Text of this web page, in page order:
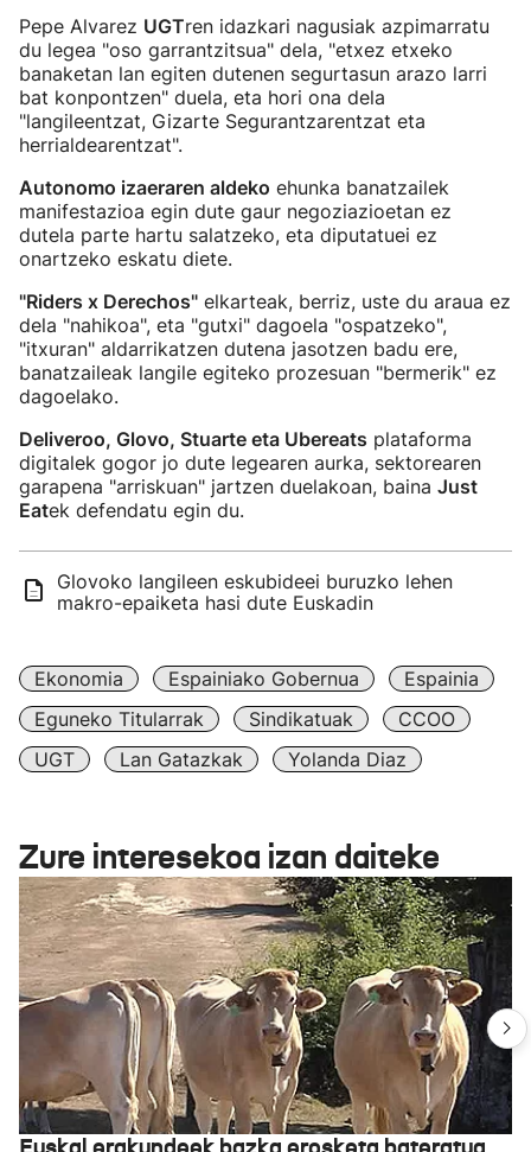
Pepe Alvarez UGTren idazkari nagusiak azpimarratu
du legea "oso garrantzitsua" dela, "etxez etxeko
banaketan lan egiten dutenen segurtasun arazo larri
bat konpontzen" duela, eta hori ona dela
"langileentzat, Gizarte Segurantzarentzat eta
herrialdearentzat".
Autonomo izaeraren aldeko ehunka banatzailek
manifestazioa egin dute gaur negoziazioetan ez
dutela parte hartu salatzeko, eta diputatuei ez
onartzeko eskatu diete.
"Riders x Derechos" elkarteak, berriz, uste du araua ez
dela "nahikoa", eta "gutxi" dagoela "ospatzeko",
"itxuran" aldarrikatzen dutena jasotzen badu ere,
banatzaileak langile egiteko prozesuan "bermerik" ez
dagoelako.
Deliveroo, Glovo, Stuarte eta Ubereats plataforma
digitalek gogor jo dute legearen aurka, sektorearen
garapena "arriskuan" jartzen duelakoan, baina Just
Eatek defendatu egin du.
Glovoko langileen eskubideei buruzko lehen
makro-epaiketa hasi dute Euskadin
Ekonomia Espainiako Gobernua
Espainia
Eguneko Titularrak
Sindikatuak
CCOO
UGT
Lan Gatazkak Yolanda Diaz
Zure interesekoa izan daiteke